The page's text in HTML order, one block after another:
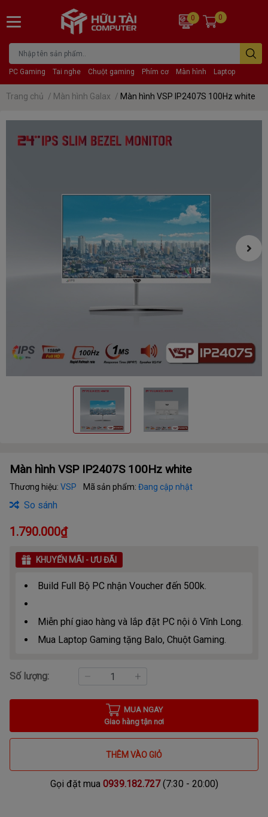
PC Gaming Tai nghe Chuột gaming Phím cơ Màn hình Laptop
0 0
Trang chủ / Màn hình Galax / Màn hình VSP IP2407S 100Hz white
Màn hình VSP IP2407S 100Hz white
Thương hiệu: VSP Mã sản phẩm: Đang cập nhật
So sánh
1.790.000₫
KHUYẾN MÃI - ƯU ĐÃI
Build Full Bộ PC nhận Voucher đến 500k.
Miễn phí giao hàng và lắp đặt PC nội ô Vĩnh Long.
Mua Laptop Gaming tặng Balo, Chuột Gaming.
Số lượng:
MUA NGAY
Giao hàng tận nơi
THÊM VÀO GIỎ
Gọi đặt mua 0939.182.727(7:30 - 20:00)